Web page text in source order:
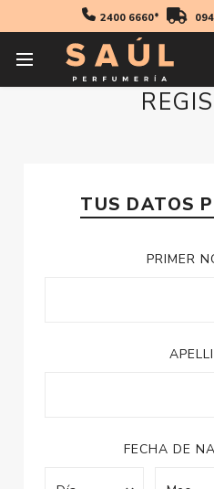
2400 6660*
TUS DATOS
PRIMER
FECHA DE